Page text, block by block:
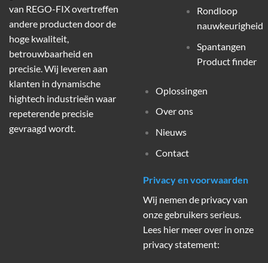
van REGO-FIX overtreffen
andere producten door de
hoge kwaliteit,
betrouwbaarheid en
precisie. Wij leveren aan
klanten in dynamische
hightech industrieën waar
repeterende precisie
gevraagd wordt.
Rondloop
nauwkeurigheid
Spantangen
Product finder
Oplossingen
Over ons
Nieuws
Contact
Privacy en voorwaarden
Wij nemen de privacy van
onze gebruikers serieus.
Lees hier meer over in onze
privacy statement: